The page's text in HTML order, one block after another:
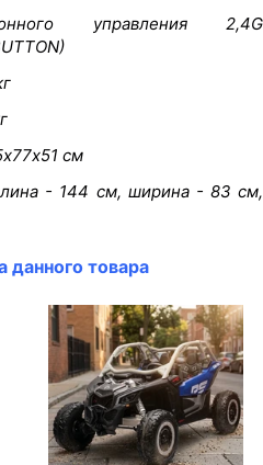
управления 2,4G
см
- 144 см, ширина - 83 см,
данного товара